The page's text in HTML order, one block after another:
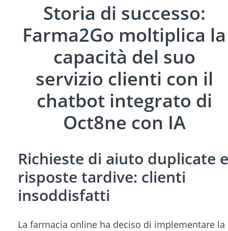
Storia di successo:
Farma2Go moltiplica la
capacità del suo
servizio clienti con il
chatbot integrato di
Oct8ne con IA
Richieste di aiuto duplicate e
risposte tardive: clienti
insoddisfatti
La farmacia online ha deciso di implementare la